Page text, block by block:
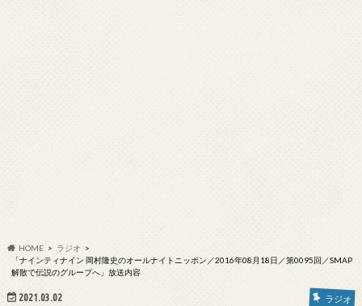
HOME
ラジオ
「ナインティナイン 岡村隆史のオールナイトニッポン／2016年08月18日／第0095回／SMAP
解散で伝説のグループへ」放送内容
2021.03.02 ラジオ